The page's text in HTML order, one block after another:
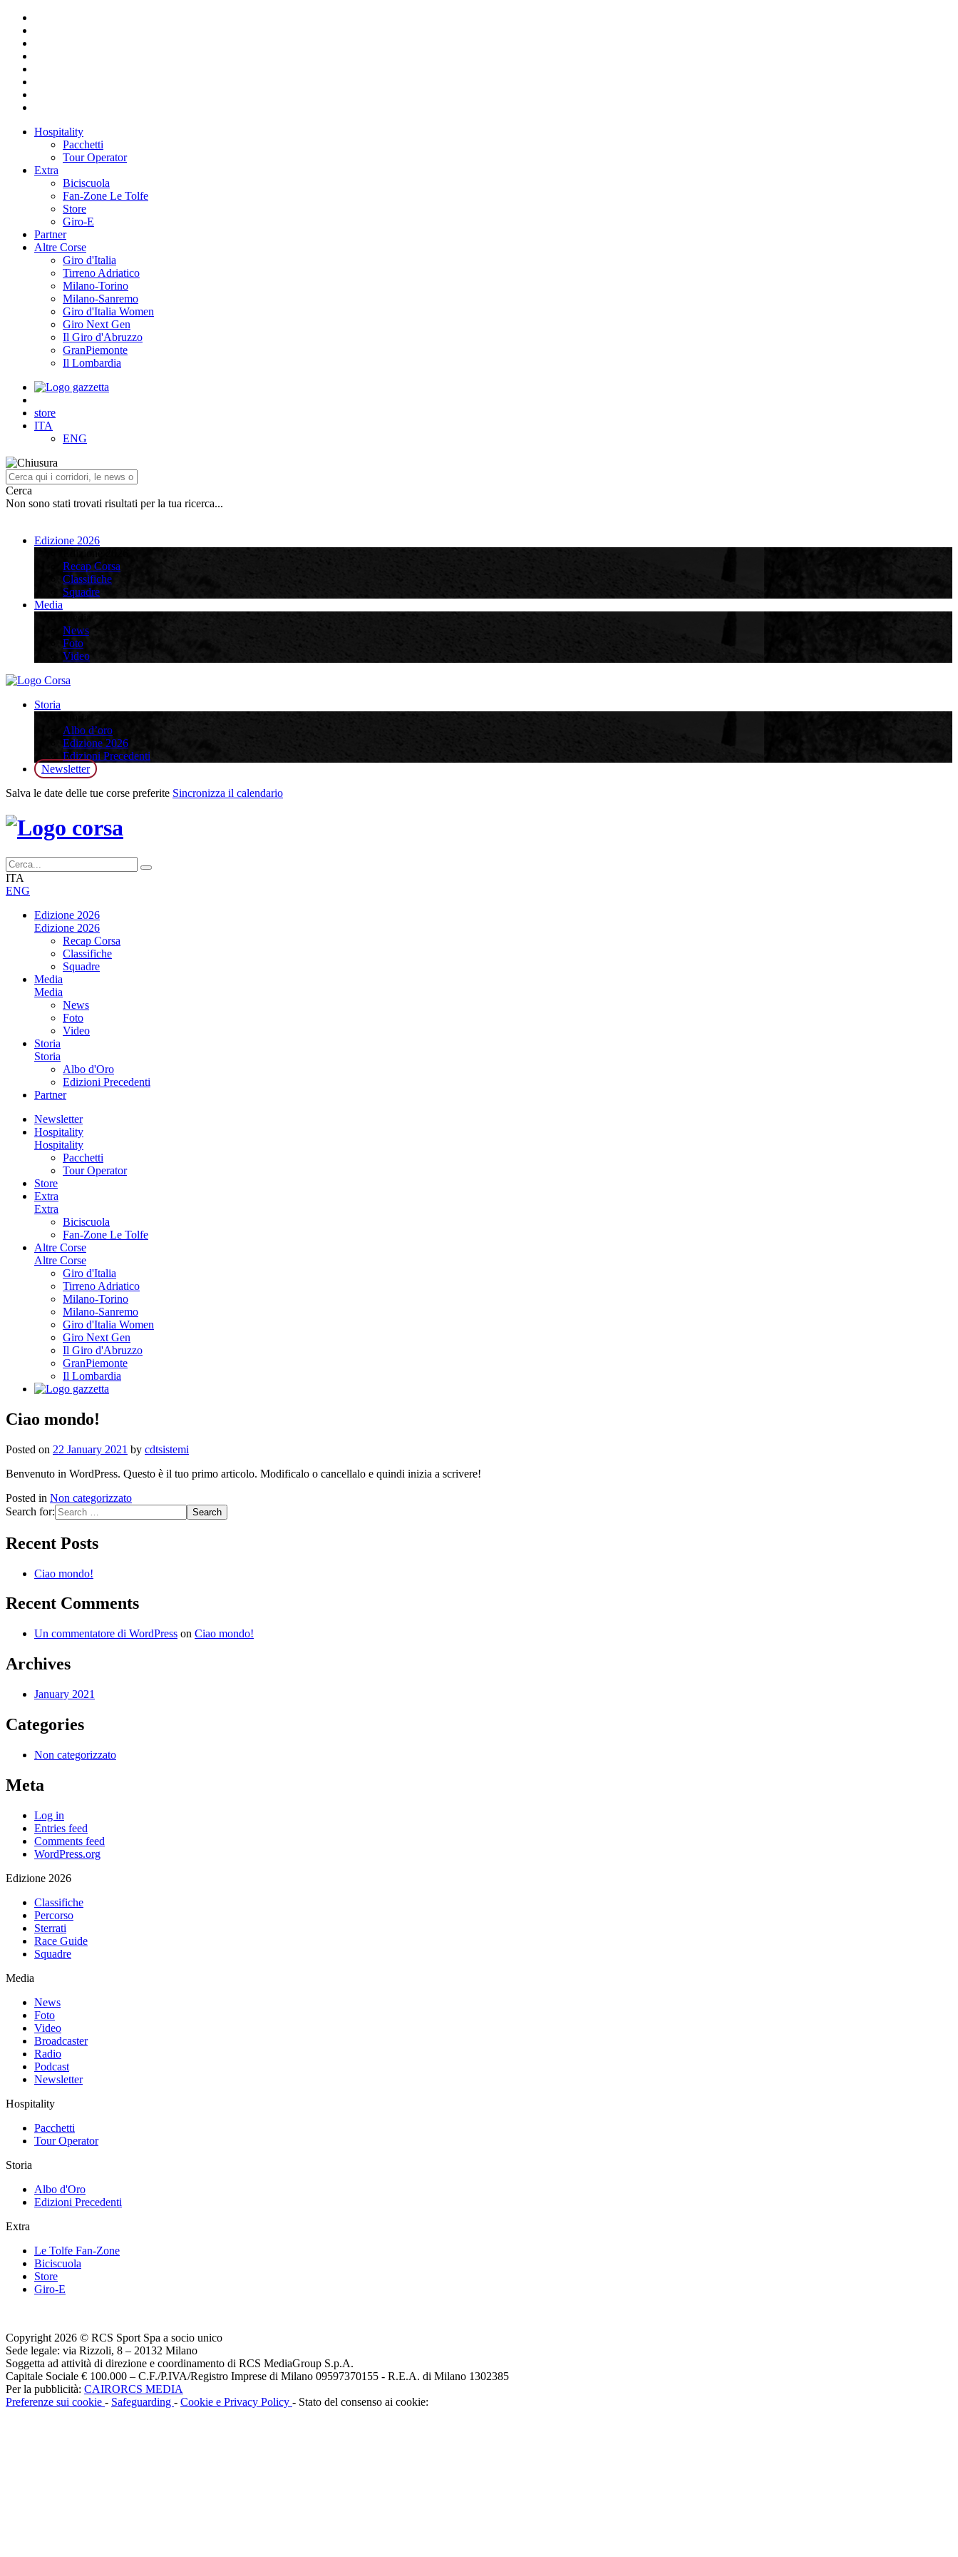
Hospitality
Pacchetti
Tour Operator
Extra
Biciscuola
Fan-Zone Le Tolfe
Store
Giro-E
Partner
Altre Corse
Giro d'Italia
Tirreno Adriatico
Milano-Torino
Milano-Sanremo
Giro d'Italia Women
Giro Next Gen
Il Giro d'Abruzzo
GranPiemonte
Il Lombardia
store
ITA
ENG
Cerca
Non sono stati trovati risultati per la tua ricerca...
Edizione 2026
Recap Corsa
Classifiche
Squadre
Media
News
Foto
Video
Storia
Albo d’oro
Edizione 2026
Edizioni Precedenti
Newsletter
Salva le date delle tue corse preferite Sincronizza il calendario
ITA
ENG
Edizione 2026
Edizione 2026
Recap Corsa
Classifiche
Squadre
Media
Media
News
Foto
Video
Storia
Storia
Albo d'Oro
Edizioni Precedenti
Partner
Newsletter
Hospitality
Hospitality
Pacchetti
Tour Operator
Store
Extra
Extra
Biciscuola
Fan-Zone Le Tolfe
Altre Corse
Altre Corse
Giro d'Italia
Tirreno Adriatico
Milano-Torino
Milano-Sanremo
Giro d'Italia Women
Giro Next Gen
Il Giro d'Abruzzo
GranPiemonte
Il Lombardia
Ciao mondo!
Posted on 22 January 2021 by cdtsistemi
Benvenuto in WordPress. Questo è il tuo primo articolo. Modificalo o cancellalo e quindi inizia a scrivere!
Posted in Non categorizzato
Search for:
Recent Posts
Ciao mondo!
Recent Comments
Un commentatore di WordPress on Ciao mondo!
Archives
January 2021
Categories
Non categorizzato
Meta
Log in
Entries feed
Comments feed
WordPress.org
Edizione 2026
Classifiche
Percorso
Sterrati
Race Guide
Squadre
Media
News
Foto
Video
Broadcaster
Radio
Podcast
Newsletter
Hospitality
Pacchetti
Tour Operator
Storia
Albo d'Oro
Edizioni Precedenti
Extra
Le Tolfe Fan-Zone
Biciscuola
Store
Giro-E
Copyright 2026 © RCS Sport Spa a socio unico
Sede legale: via Rizzoli, 8 – 20132 Milano
Soggetta ad attività di direzione e coordinamento di RCS MediaGroup S.p.A.
Capitale Sociale € 100.000 – C.F./P.IVA/Registro Imprese di Milano 09597370155 - R.E.A. di Milano 1302385
Per la pubblicità: CAIRORCS MEDIA
Preferenze sui cookie - Safeguarding - Cookie e Privacy Policy - Stato del consenso ai cookie: